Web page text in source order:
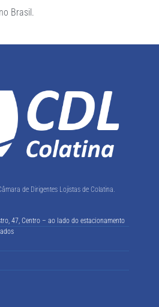
Brasil.
de Dirigentes Lojistas de Colatina.
47, Centro – ao lado do estacionamento